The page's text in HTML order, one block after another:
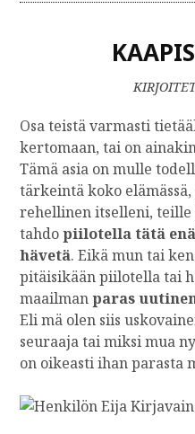
K
E
L
I
N
W
H
A
T
W
O
U
L
D
I
S
A
T
Osa teistä varmasti
kertomaan, tai on
Tämä asia on mulle
tärkeintä koko
rehellinen itselleni, teille
tahdopiilotella tätä
hävetä. Eikä mun tai
pitäisikään piilotella tai
maailmanparas
Eli mä olen siis
seuraaja tai miksi mua
on oikeasti ihan parasta